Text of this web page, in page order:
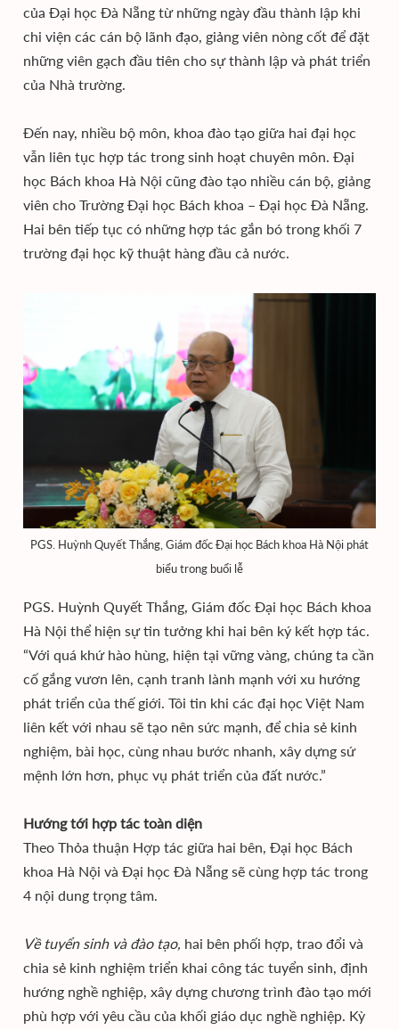
của Đại học Đà Nẵng từ những ngày đầu thành lập khi
chi viện các cán bộ lãnh đạo, giảng viên nòng cốt để đặt
những viên gạch đầu tiên cho sự thành lập và phát triển
của Nhà trường.
Đến nay, nhiều bộ môn, khoa đào tạo giữa hai đại học
vẫn liên tục hợp tác trong sinh hoạt chuyên môn. Đại
học Bách khoa Hà Nội cũng đào tạo nhiều cán bộ, giảng
viên cho Trường Đại học Bách khoa – Đại học Đà Nẵng.
Hai bên tiếp tục có những hợp tác gắn bó trong khối 7
trường đại học kỹ thuật hàng đầu cả nước.
PGS. Huỳnh Quyết Thắng, Giám đốc Đại học Bách khoa Hà Nội phát
biểu trong buổi lễ
PGS. Huỳnh Quyết Thắng, Giám đốc Đại học Bách khoa
Hà Nội thể hiện sự tin tưởng khi hai bên ký kết hợp tác.
“Với quá khứ hào hùng, hiện tại vững vàng, chúng ta cần
cố gắng vươn lên, cạnh tranh lành mạnh với xu hướng
phát triển của thế giới. Tôi tin khi các đại học Việt Nam
liên kết với nhau sẽ tạo nên sức mạnh, để chia sẻ kinh
nghiệm, bài học, cùng nhau bước nhanh, xây dựng sứ
mệnh lớn hơn, phục vụ phát triển của đất nước.”
Hướng tới hợp tác toàn diện
Theo Thỏa thuận Hợp tác giữa hai bên, Đại học Bách
khoa Hà Nội và Đại học Đà Nẵng sẽ cùng hợp tác trong
4 nội dung trọng tâm.
Về tuyển sinh và đào tạo, hai bên phối hợp, trao đổi và
chia sẻ kinh nghiệm triển khai công tác tuyển sinh, định
hướng nghề nghiệp, xây dựng chương trình đào tạo mới
phù hợp với yêu cầu của khối giáo dục nghề nghiệp. Kỳ